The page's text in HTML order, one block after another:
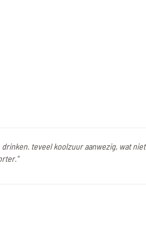
teveel koolzuur aanwezig, wat niet